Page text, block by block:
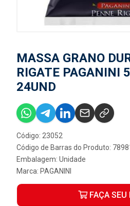
MASSA GRANO
RIGATE PAGANINI
24UND
Código: 23052
Código de Barras do Produto:
Embalagem: Unidade
Marca: PAGANINI
FAÇA SEU